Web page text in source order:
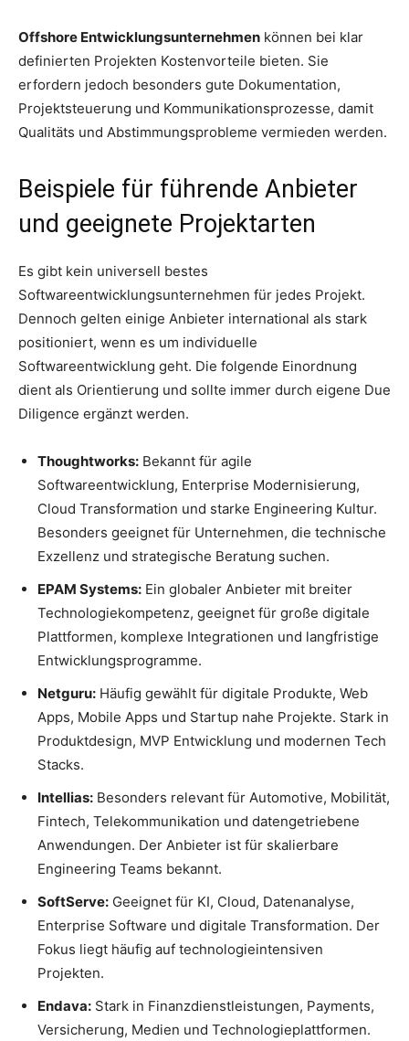
Offshore Entwicklungsunternehmen können bei klar
definierten Projekten Kostenvorteile bieten. Sie
erfordern jedoch besonders gute Dokumentation,
Projektsteuerung und Kommunikationsprozesse, damit
Qualitäts und Abstimmungsprobleme vermieden werden.
Beispiele für führende Anbieter
und geeignete Projektarten
Es gibt kein universell bestes
Softwareentwicklungsunternehmen für jedes Projekt.
Dennoch gelten einige Anbieter international als stark
positioniert, wenn es um individuelle
Softwareentwicklung geht. Die folgende Einordnung
dient als Orientierung und sollte immer durch eigene Due
Diligence ergänzt werden.
Thoughtworks: Bekannt für agile
Softwareentwicklung, Enterprise Modernisierung,
Cloud Transformation und starke Engineering Kultur.
Besonders geeignet für Unternehmen, die technische
Exzellenz und strategische Beratung suchen.
EPAM Systems: Ein globaler Anbieter mit breiter
Technologiekompetenz, geeignet für große digitale
Plattformen, komplexe Integrationen und langfristige
Entwicklungsprogramme.
Netguru: Häufig gewählt für digitale Produkte, Web
Apps, Mobile Apps und Startup nahe Projekte. Stark in
Produktdesign, MVP Entwicklung und modernen Tech
Stacks.
Intellias: Besonders relevant für Automotive, Mobilität,
Fintech, Telekommunikation und datengetriebene
Anwendungen. Der Anbieter ist für skalierbare
Engineering Teams bekannt.
SoftServe: Geeignet für KI, Cloud, Datenanalyse,
Enterprise Software und digitale Transformation. Der
Fokus liegt häufig auf technologieintensiven
Projekten.
Endava: Stark in Finanzdienstleistungen, Payments,
Versicherung, Medien und Technologieplattformen.